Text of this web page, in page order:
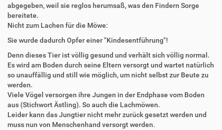
abgegeben, weil sie reglos herumsaß, was den Findern Sorge
bereitete.
Nicht zum Lachen für die Möwe:
Sie wurde dadurch Opfer einer "Kindesentführung"!
Denn dieses Tier ist völlig gesund und verhält sich völlig normal.
Es wird am Boden durch seine Eltern versorgt und wartet natürlich
so unauffällig und still wie möglich, um nicht selbst zur Beute zu
werden.
Viele Vögel versorgen ihre Jungen in der Endphase vom Boden
aus (Stichwort Ästling). So auch die Lachmöwen.
Leider kann das Jungtier nicht mehr zurück gesetzt werden und
muss nun von Menschenhand versorgt werden.